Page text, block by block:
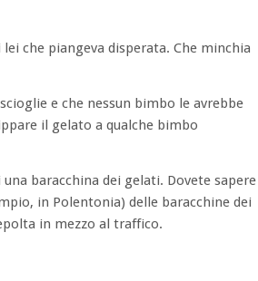
che piangeva disperata. Che minchia
e che nessun bimbo le avrebbe
il gelato a qualche bimbo
baracchina dei gelati. Dovete sapere
in Polentonia) delle baracchine dei
in mezzo al traffico.